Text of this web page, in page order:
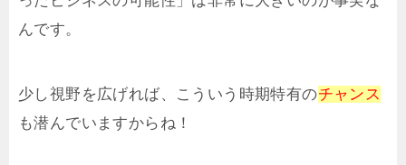
んです。
少し視野を広げれば、こういう時期特有のチャンス
も潜んでいますからね！